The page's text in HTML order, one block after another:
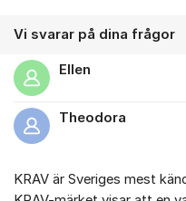
Vi svarar på dina frågor
Ellen
Theodora
KRAV är Sveriges mest